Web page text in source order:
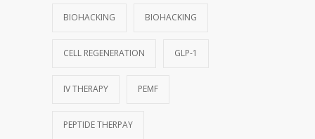
BIOHACKING BIOHACKING
CELL REGENERATION GLP-1
IV THERAPY PEMF
PEPTIDE THERPAY